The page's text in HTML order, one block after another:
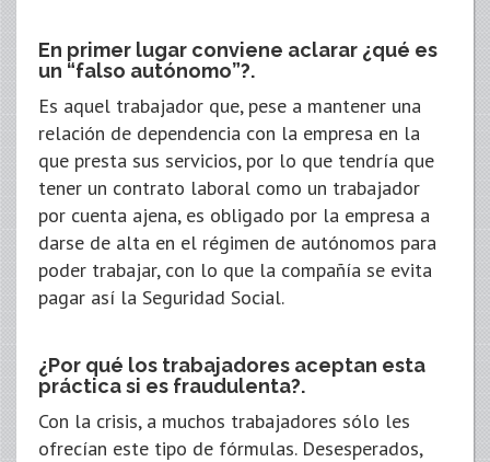
En primer lugar conviene aclarar ¿qué es
un “falso autónomo”?.
Es aquel trabajador que, pese a mantener una
relación de dependencia con la empresa en la
que presta sus servicios, por lo que tendría que
tener un contrato laboral como un trabajador
por cuenta ajena, es obligado por la empresa a
darse de alta en el régimen de autónomos para
poder trabajar, con lo que la compañía se evita
pagar así la Seguridad Social.
¿Por qué los trabajadores aceptan esta
práctica si es fraudulenta?.
Con la crisis, a muchos trabajadores sólo les
ofrecían este tipo de fórmulas. Desesperados,